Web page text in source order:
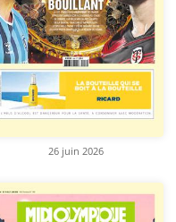
26 juin 2026